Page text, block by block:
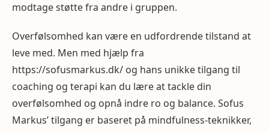
modtage støtte fra andre i gruppen.
Overfølsomhed kan være en udfordrende tilstand at
leve med. Men med hjælp fra
https://sofusmarkus.dk/ og hans unikke tilgang til
coaching og terapi kan du lære at tackle din
overfølsomhed og opnå indre ro og balance. Sofus
Markus’ tilgang er baseret på mindfulness-teknikker,